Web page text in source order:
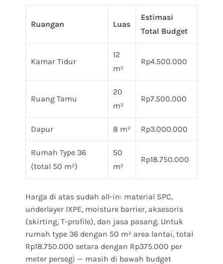
Ruangan Luas
Estimasi
Total Budget
Kamar Tidur
12
m²
Rp4.500.000
Ruang Tamu
20
m²
Rp7.500.000
Dapur 8 m² Rp3.000.000
Rumah Type 36
(total 50 m²)
50
m²
Rp18.750.000
Harga di atas sudah all-in: material SPC,
underlayer IXPE, moisture barrier, aksesoris
(skirting, T-profile), dan jasa pasang. Untuk
rumah type 36 dengan 50 m² area lantai, total
Rp18.750.000 setara dengan Rp375.000 per
meter persegi — masih di bawah budget